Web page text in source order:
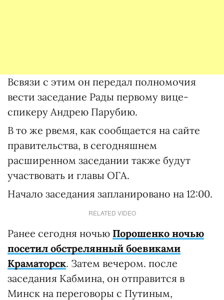
Всвязи с этим он передал полномочия
вести заседание Рады первому вице-
спикеру Андрею Парубию.
В то же рвемя, как сообщается на сайте
правительства, в сегодняшнем
расширенном заседании также будут
участвовать и главы ОГА.
Начало заседания запланировано на 12:00.
RELATED VIDEO
Ранее сегодня ночью Порошенко ночью
посетил обстрелянный боевиками
Краматорск. Затем вечером. после
заседания Кабмина, он отправится в
Минск на переговоры с Путиным,